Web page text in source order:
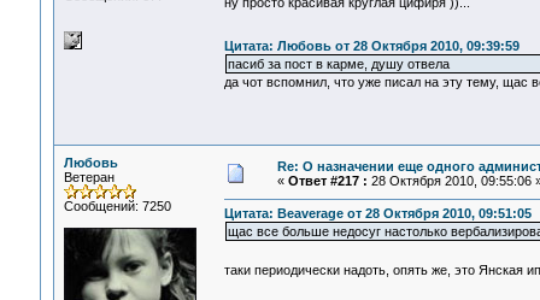
Цитата: Любовь от 28 Октября 2010, 09:39:59
пасиб за пост в карме, душу отвела
да чот вспомнил, что уже писал на эту тему, щас
Любовь
Ветеран
Сообщений: 7250
Re: О назначении еще одного
« Ответ #217 : 28 Октября 2010, 09:55:06
Цитата: Beaverage от 28 Октября 2010, 09:51:05
щас все больше недосуг настолько
таки периодически надоть, опять же, это Янская